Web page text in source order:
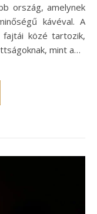
ország, amelynek
kávéval. A
fajtái közé tartozik,
mint a…